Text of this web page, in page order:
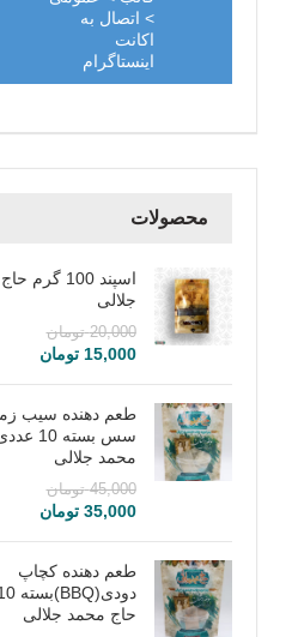
> اتصال به
اکانت
اینستاگرام
محصولات
اسپند 100
جلالی
20,000 تومان
15,000 تومان
طعم دهنده سیب
سس بسته
محمد جلالی
45,000 تومان
35,000 تومان
طعم دهنده کچاپ
حاج محمد جلالی